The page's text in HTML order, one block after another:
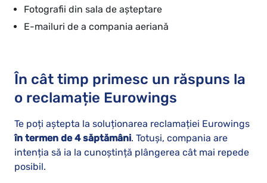
Fotografii din sala de așteptare
E-mailuri de a compania aeriană
În cât timp primesc un răspuns la
o reclamație Eurowings
Te poți aștepta la soluționarea reclamației Eurowings
în termen de 4 săptămâni. Totuși, compania are
intenția să ia la cunoștință plângerea cât mai repede
posibil.